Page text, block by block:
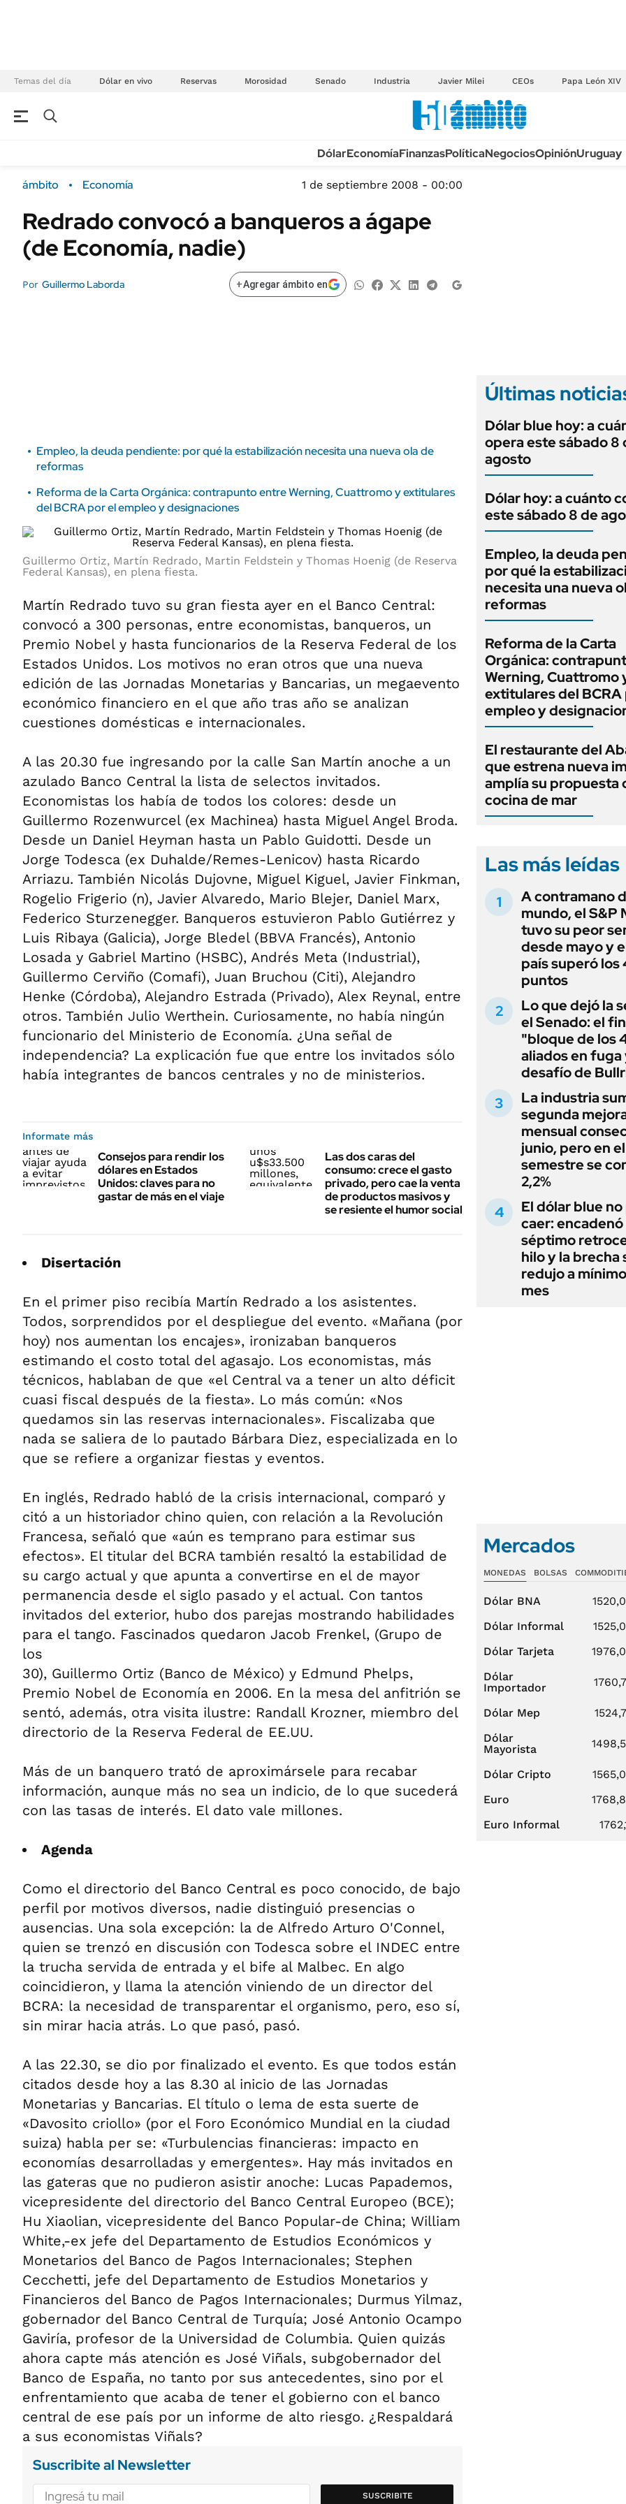
Temas del día Dólar en vivo Reservas Morosidad Senado Industria Javier Milei CEOs Papa León XIV
Campo
FINANZAS
Sustentabilidad
Seguros
ENERGY REPORT
POLÍTICA
TECNOLOGÍA
MÉXICO
MUNDO
DólarEconomíaFinanzasPolíticaNegociosOpiniónUruguay
ámbito Economía 1 de septiembre 2008 - 00:00
Redrado convocó a banqueros a ágape
(de Economía, nadie)
Por Guillermo Laborda +Agregar ámbito en
Empleo, la deuda pendiente: por qué la estabilización necesita una nueva ola de
reformas
Reforma de la Carta Orgánica: contrapunto entre Werning, Cuattromo y extitulares
del BCRA por el empleo y designaciones
Guillermo Ortiz, Martín Redrado, Martin Feldstein y Thomas Hoenig (de Reserva
Federal Kansas), en plena fiesta.
Martín Redrado tuvo su gran fiesta ayer en el Banco Central:
convocó a 300 personas, entre economistas, banqueros, un
Premio Nobel y hasta funcionarios de la Reserva Federal de los
Estados Unidos. Los motivos no eran otros que una nueva
edición de las Jornadas Monetarias y Bancarias, un megaevento
económico financiero en el que año tras año se analizan
cuestiones domésticas e internacionales.
A las 20.30 fue ingresando por la calle San Martín anoche a un
azulado Banco Central la lista de selectos invitados.
Economistas los había de todos los colores: desde un
Guillermo Rozenwurcel (ex Machinea) hasta Miguel Angel Broda.
Desde un Daniel Heyman hasta un Pablo Guidotti. Desde un
Jorge Todesca (ex Duhalde/Remes-Lenicov) hasta Ricardo
Arriazu. También Nicolás Dujovne, Miguel Kiguel, Javier Finkman,
Rogelio Frigerio (n), Javier Alvaredo, Mario Blejer, Daniel Marx,
Federico Sturzenegger. Banqueros estuvieron Pablo Gutiérrez y
Luis Ribaya (Galicia), Jorge Bledel (BBVA Francés), Antonio
Losada y Gabriel Martino (HSBC), Andrés Meta (Industrial),
Guillermo Cerviño (Comafi), Juan Bruchou (Citi), Alejandro
Henke (Córdoba), Alejandro Estrada (Privado), Alex Reynal, entre
otros. También Julio Werthein. Curiosamente, no había ningún
funcionario del Ministerio de Economía. ¿Una señal de
independencia? La explicación fue que entre los invitados sólo
había integrantes de bancos centrales y no de ministerios.
Informate más
Consejos para rendir los
dólares en Estados
Unidos: claves para no
gastar de más en el viaje
Las dos caras del
consumo: crece el gasto
privado, pero cae la venta
de productos masivos y
se resiente el humor social
Disertación
En el primer piso recibía Martín Redrado a los asistentes.
Todos, sorprendidos por el despliegue del evento. «Mañana (por
hoy) nos aumentan los encajes», ironizaban banqueros
estimando el costo total del agasajo. Los economistas, más
técnicos, hablaban de que «el Central va a tener un alto déficit
cuasi fiscal después de la fiesta». Lo más común: «Nos
quedamos sin las reservas internacionales». Fiscalizaba que
nada se saliera de lo pautado Bárbara Diez, especializada en lo
que se refiere a organizar fiestas y eventos.
En inglés, Redrado habló de la crisis internacional, comparó y
citó a un historiador chino quien, con relación a la Revolución
Francesa, señaló que «aún es temprano para estimar sus
efectos». El titular del BCRA también resaltó la estabilidad de
su cargo actual y que apunta a convertirse en el de mayor
permanencia desde el siglo pasado y el actual. Con tantos
invitados del exterior, hubo dos parejas mostrando habilidades
para el tango. Fascinados quedaron Jacob Frenkel, (Grupo de
los
30), Guillermo Ortiz (Banco de México) y Edmund Phelps,
Premio Nobel de Economía en 2006. En la mesa del anfitrión se
sentó, además, otra visita ilustre: Randall Krozner, miembro del
directorio de la Reserva Federal de EE.UU.
Más de un banquero trató de aproximársele para recabar
información, aunque más no sea un indicio, de lo que sucederá
con las tasas de interés. El dato vale millones.
Agenda
Como el directorio del Banco Central es poco conocido, de bajo
perfil por motivos diversos, nadie distinguió presencias o
ausencias. Una sola excepción: la de Alfredo Arturo O'Connel,
quien se trenzó en discusión con Todesca sobre el INDEC entre
la trucha servida de entrada y el bife al Malbec. En algo
coincidieron, y llama la atención viniendo de un director del
BCRA: la necesidad de transparentar el organismo, pero, eso sí,
sin mirar hacia atrás. Lo que pasó, pasó.
A las 22.30, se dio por finalizado el evento. Es que todos están
citados desde hoy a las 8.30 al inicio de las Jornadas
Monetarias y Bancarias. El título o lema de esta suerte de
«Davosito criollo» (por el Foro Económico Mundial en la ciudad
suiza) habla per se: «Turbulencias financieras: impacto en
economías desarrolladas y emergentes». Hay más invitados en
las gateras que no pudieron asistir anoche: Lucas Papademos,
vicepresidente del directorio del Banco Central Europeo (BCE);
Hu Xiaolian, vicepresidente del Banco Popular-de China; William
White,-ex jefe del Departamento de Estudios Económicos y
Monetarios del Banco de Pagos Internacionales; Stephen
Cecchetti, jefe del Departamento de Estudios Monetarios y
Financieros del Banco de Pagos Internacionales; Durmus Yilmaz,
gobernador del Banco Central de Turquía; José Antonio Ocampo
Gaviría, profesor de la Universidad de Columbia. Quien quizás
ahora capte más atención es José Viñals, subgobernador del
Banco de España, no tanto por sus antecedentes, sino por el
enfrentamiento que acaba de tener el gobierno con el banco
central de ese país por un informe de alto riesgo. ¿Respaldará
a sus economistas Viñals?
Suscribite al Newsletter
SUSCRIBITE
Últimas
Dólar blue hoy: a
opera este sábado 8
agosto
Dólar hoy: a cuánto
este sábado 8 de
Empleo, la deuda
por qué la
necesita una nueva
reformas
Reforma de la Carta
Orgánica:
Werning, Cuattromo
extitulares del BCRA
empleo y
El restaurante del
que estrena nueva
amplía su propuesta
cocina de mar
Las más leídas
A contramano
mundo, el S&P
tuvo su peor
desde mayo y
país superó los
puntos
Lo que dejó la
el Senado: el
"bloque de los
aliados en fuga
desafío de
La industria
segunda
mensual
junio, pero en
semestre se
2,2%
El dólar blue
caer: encadenó
séptimo
hilo y la brecha
redujo a
mes
Mercados
MONEDAS BOLSAS
Dólar BNA
Dólar Informal
Dólar Tarjeta
Dólar
Importador
Dólar Mep
Dólar
Mayorista
Dólar Cripto
Euro
Euro Informal